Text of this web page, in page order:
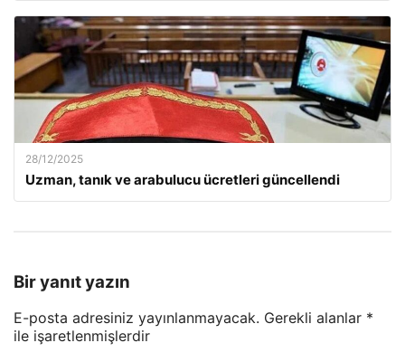
28/12/2025
Uzman, tanık ve arabulucu ücretleri güncellendi
Bir yanıt yazın
E-posta adresiniz yayınlanmayacak. Gerekli alanlar *
ile işaretlenmişlerdir